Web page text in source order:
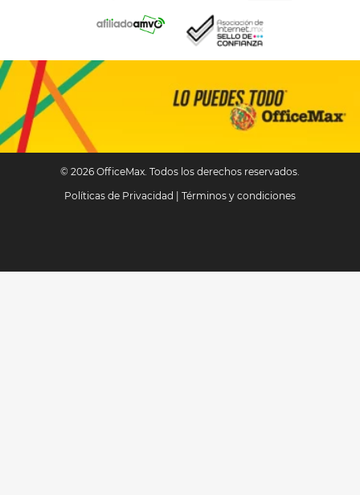
© 2026 OfficeMax. Todos los derechos reservados.
Políticas de Privacidad | Términos y condiciones